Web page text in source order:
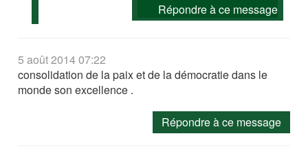
Répondre à ce message
5 août 2014 07:22
consolidation de la paix et de la démocratie dans le
monde son excellence .
Répondre à ce message